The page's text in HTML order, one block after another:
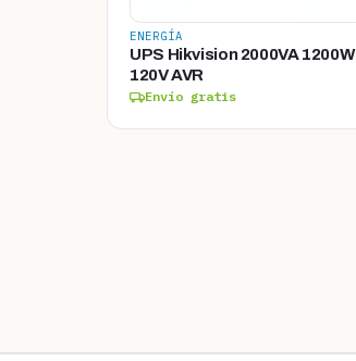
ENERGÍA
UPS Hikvision 2000VA 1200W
120V AVR
Envío gratis